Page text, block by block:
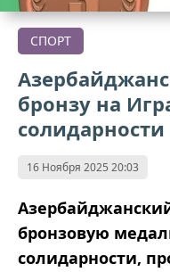
СПОРТ
бронзу на
солидарности
16 Ноября 2025 20:03
бронзовую
солидарности,